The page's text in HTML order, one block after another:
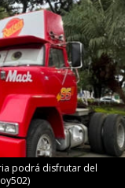
podrá disfrutar del